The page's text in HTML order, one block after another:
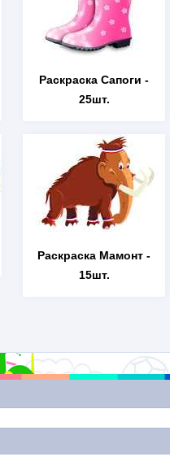
Раскраска Сапоги -
25шт.
Раскраска Мамонт -
15шт.